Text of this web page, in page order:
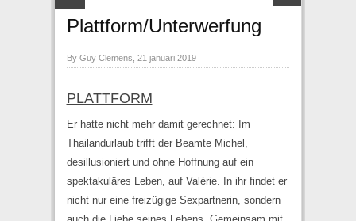
Plattform/Unterwerfung
By Guy Clemens, 21 januari 2019
PLATTFORM
Er hatte nicht mehr damit gerechnet: Im
Thailandurlaub trifft der Beamte Michel,
desillusioniert und ohne Hoffnung auf ein
spektakuläres Leben, auf Valérie. In ihr findet er
nicht nur eine freizügige Sexpartnerin, sondern